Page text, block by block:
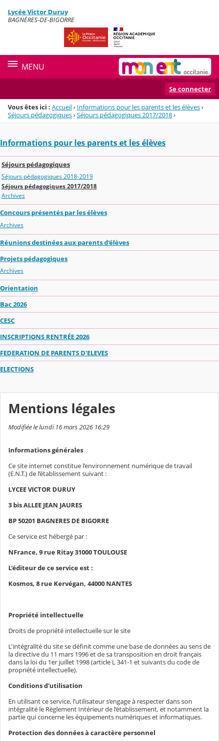
Menu de la rubrique
Contenu
Lycée Victor Duruy
BAGNÈRES-DE-BIGORRE
MENU
Se connecter
Vous êtes ici : Accueil› Informations pour les parents et les élèves›
Séjours pédagogiques›Séjours pédagogiques 2017/2018›
Informations pour les parents et les élèves
Séjours pédagogiques
Séjours pédagogiques 2018-2019
Séjours pédagogiques 2017/2018
Archives
Concours présentés par les élèves
Archives
Réunions destinées aux parents d'élèves
Projets pédagogiques
Archives
Orientation
Bac 2026
CESC
INSCRIPTIONS RENTRÉE 2026
FEDERATION DE PARENTS D'ELEVES
ELECTIONS
Mentions légales
Modifiée le lundi 16 mars 2026 16:29
Informations générales
Ce site internet constitue l’environnement numérique de travail
(E.N.T.) de l’établissement suivant :
LYCEE VICTOR DURUY
3 bis ALLEE JEAN JAURES
BP 50201 BAGNERES DE BIGORRE
Ce service est hébergé par :
NFrance, 9 rue Ritay 31000 TOULOUSE
L’éditeur de ce service est :
Kosmos, 8 rue Kervégan, 44000 NANTES
Propriété intellectuelle
Droits de propriété intellectuelle sur le site
L'intégralité du site se définit comme une base de données au sens de
la directive du 11 mars 1996 et de sa transposition en droit français
dans la loi du 1er juillet 1998 (article L 341-1 et suivants du code de
propriété intellectuelle).
Conditions d'utilisation
En utilisant ce service, l’utilisateur s’engage à respecter dans son
intégralité le Règlement Intérieur de l’établissement, et notamment la
partie qui concerne les équipements numériques et informatiques.
Protection des données à caractère personnel